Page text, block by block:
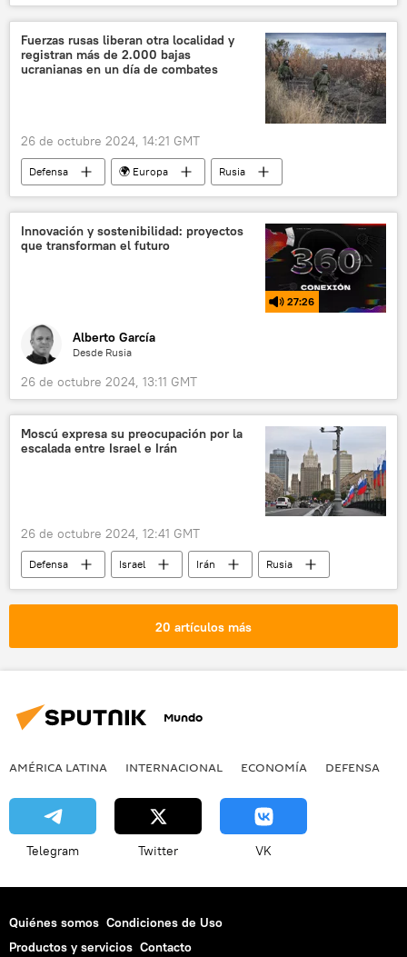
espacio
Estación Espacial Internacional (EEI)
Rusia
Marte la Luna
Fuerzas rusas liberan otra localidad y
registran más de 2.000 bajas
ucranianas en un día de combates
26 de octubre 2024, 14:21 GMT
Defensa 🌍 Europa
Rusia
Ucrania
📰 Operación rusa de desmilitarización y desnazificación de Ucrania
🛡️ Zonas de conflicto
Innovación y sostenibilidad: proyectos
que transforman el futuro
27:26
Alberto García
Desde Rusia
26 de octubre 2024, 13:11 GMT
Moscú expresa su preocupación por la
escalada entre Israel e Irán
26 de octubre 2024, 12:41 GMT
Defensa Israel Irán
Rusia
📰 Escalada entre EEUU, Israel e Irán
🛡️ Zonas de conflicto
20 artículos más
Mundo
AMÉRICA LATINA INTERNACIONAL ECONOMÍA DEFENSA
Telegram Twitter VK
Quiénes somos Condiciones de Uso
Productos y servicios Contacto